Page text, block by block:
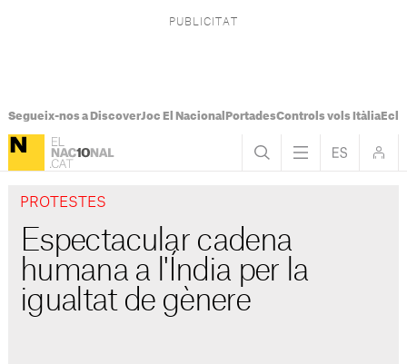
Segueix-nos a DiscoverJoc El Nacional PortadesControls vols Itàlia
PROTESTES
Espectacular cadena
humana a l'Índia per la
igualtat de gènere